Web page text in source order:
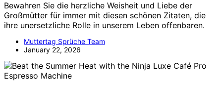
Bewahren Sie die herzliche Weisheit und Liebe der
Großmütter für immer mit diesen schönen Zitaten, die
ihre unersetzliche Rolle in unserem Leben offenbaren.
Muttertag Sprüche Team
January 22, 2026